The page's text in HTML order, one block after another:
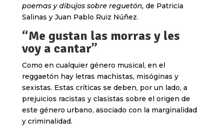
poemas y dibujos sobre reguetón, de Patricia
Salinas y Juan Pablo Ruiz Núñez.
“Me gustan las morras y les
voy a cantar”
Como en cualquier género musical, en el
reggaetón hay letras machistas, misóginas y
sexistas. Estas críticas se deben, por un lado, a
prejuicios racistas y clasistas sobre el origen de
este género urbano, asociado con la marginalidad
y criminalidad.